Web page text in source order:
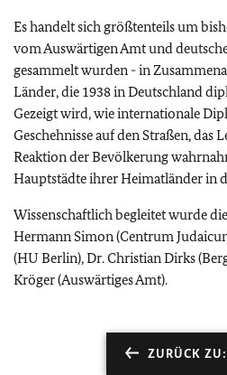
Es handelt sich größtenteils um
vom Auswärtigen Amt und
gesammelt wurden - in
Länder, die 1938 in Deutschland
Gezeigt wird, wie internationale
Geschehnisse auf den Straßen, das
Reaktion der Bevölkerung
Hauptstädte ihrer Heimatländer in
Wissenschaftlich begleitet wurde
Hermann Simon (Centrum
(HU Berlin), Dr. Christian Dirks
Kröger (Auswärtiges Amt).
ZURÜCK